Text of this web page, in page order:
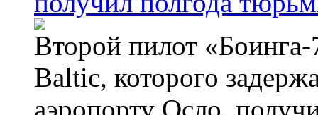
Второй пилот
Baltic, которого
аэропорту Осло,